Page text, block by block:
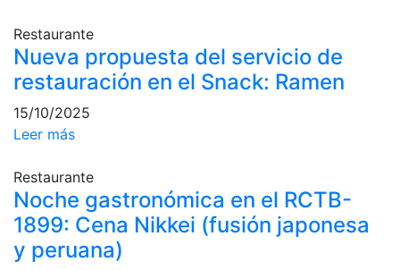
Normativa
Pádel
Pádel
Campeonato
Cuadros de
juego
Cuadro
d'Honor
Restaurante
Nueva propuesta del servicio de
restauración en el Snack: Ramen
15/10/2025
Leer más
Restaurante
Noche gastronómica en el RCTB-
1899: Cena Nikkei (fusión japonesa
y peruana)